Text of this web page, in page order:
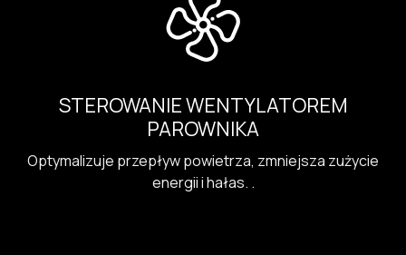
STEROWANIE WENTYLATOREM
PAROWNIKA
Optymalizuje przepływ powietrza, zmniejsza zużycie
energii i hałas. .